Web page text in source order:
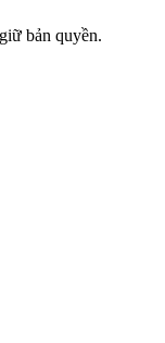
bản quyền.